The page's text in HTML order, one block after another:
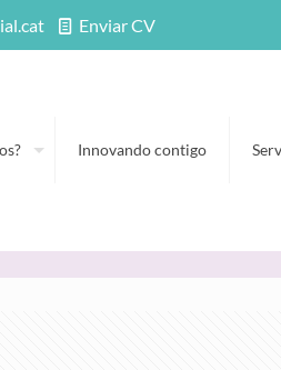
Enviar CV
Innovando contigo